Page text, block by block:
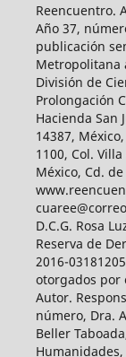
Reencuentro.
Año 37,
publicación
Metropolitana
División de
Prolongación
Hacienda San
14387,
1100, Col.
México, Cd.
D.C.G. Rosa
Reserva de
2016-
otorgados por
Autor.
número, Dra.
Beller